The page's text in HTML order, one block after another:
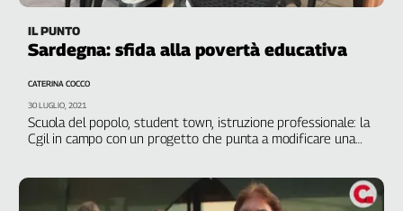
IL PUNTO
Sardegna: sfida alla povertà educativa
Scuola del popolo, student town, istruzione professionale: la
Cgil in campo con un progetto che punta a modificare una
CATERINA COCCO
30 LUGLIO, 2021